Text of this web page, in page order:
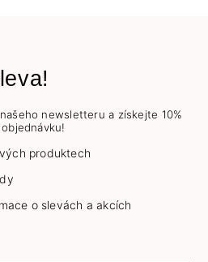
newsletteru a získejte 10%
produktech
o slevách a akcích